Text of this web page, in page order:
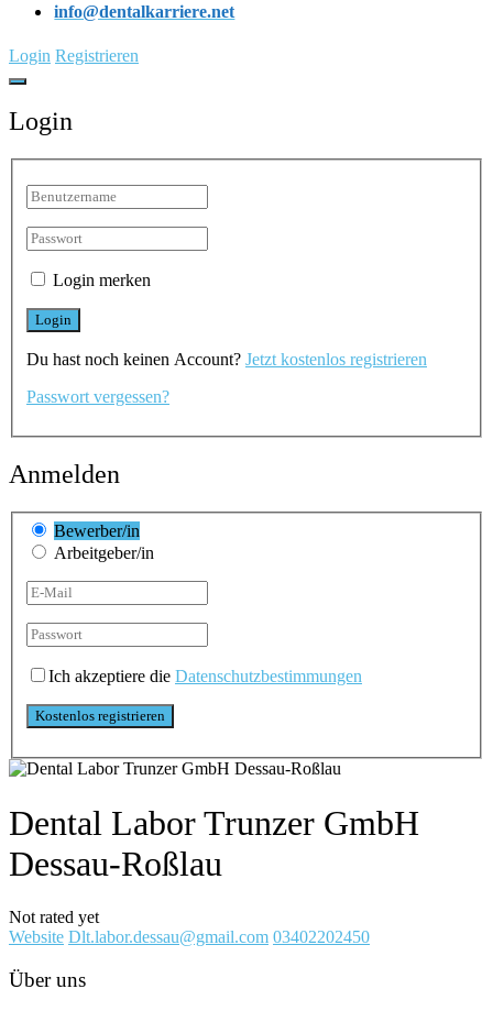
info@dentalkarriere.net
Login Registrieren
Login
Login merken
Du hast noch keinen Account? Jetzt kostenlos registrieren
Passwort vergessen?
Anmelden
Bewerber/in
Arbeitgeber/in
Ich akzeptiere die Datenschutzbestimmungen
Dental Labor Trunzer GmbH
Dessau-Roßlau
Not rated yet
Website Dlt.labor.dessau@gmail.com 03402202450
Über uns